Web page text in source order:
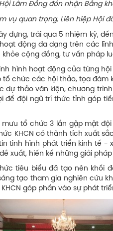
nhận Bằng khen của
vụ quan trọng, Liên hiệp Hội
dựng, trải qua 5 nhiệm kỳ,
động đa dạng trên các
cộng đồng, tư vấn pháp
hình hoạt động của từng
chức các hội thảo, tọa đàm
thảo văn kiện, chương trình
để đội ngũ trí thức tỉnh góp
mưu tổ chức 3 lần gặp mặt
KHCN có thành tích xuất
tình hình phát triển kinh tế
xuất, hiến kế những giải
tiêu biểu đã tạo nên khối
tạo tham gia nghiên cứu
góp phần vào sự phát